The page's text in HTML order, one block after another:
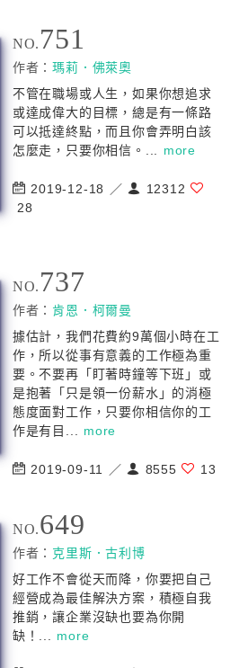
NO. 751
作者：瑪莉．佛萊奧
不管在職場或人生，如果你想追求
或達成偉大的目標，總是有一條路
可以抵達終點，而且你會弄明白該
怎麼走，只要你相信。... more
2019-12-18 ／
12312
28
NO. 737
作者： 肯恩．柯爾曼
據估計，我們花費約9萬個小時在工
作，所以從事有意義的工作極為重
要。不要再「盯著時鐘等下班」或
是抱著「只是領一份薪水」的消極
態度面對工作，只要你相信你的工
作是有目... more
2019-09-11 ／ 8555 13
NO.649
作者： 克里斯．古利博
好工作不會從天而降，你要把自己
經營成為最佳解決方案，積極自我
推銷，讓企業沒缺也要為你開
缺！... more